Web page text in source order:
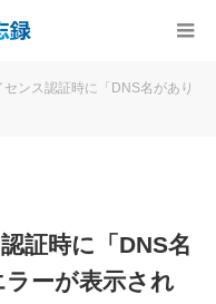
センス認証時に「DNS名があり
証時に「DNS名
ーが表示され